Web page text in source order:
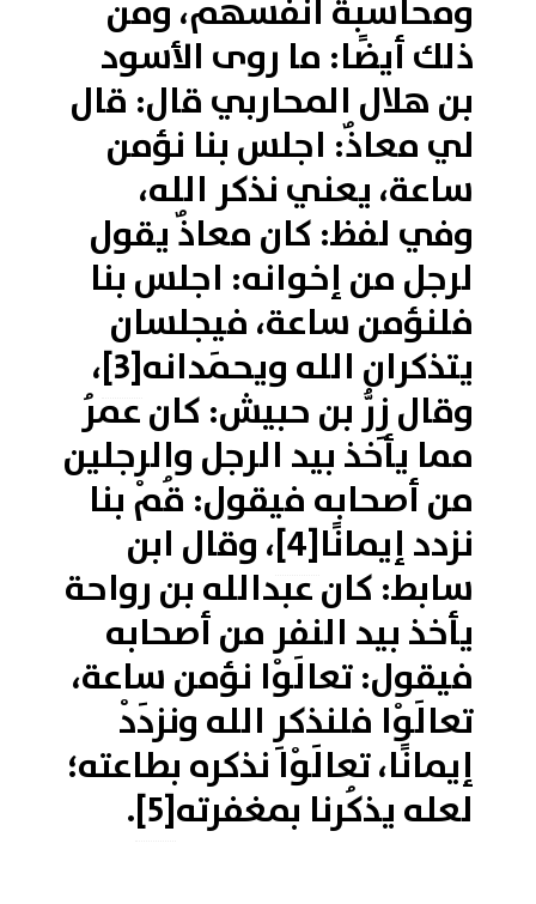
ومحاسبة أنفسهم، ومن
ذلك أيضًا: ما روى الأسود
بن هلال المحاربي قال: قال
لي معاذٌ: اجلس بنا نؤمن
ساعة، يعني نذكر الله،
وفي لفظ: كان معاذٌ يقول
لرجل من إخوانه: اجلس بنا
فلنؤمن ساعة، فيجلسان
يتذكران الله ويحمَدانه[3] ،
وقال زِرُّ بن حبيش: كان عمرُ
مما يأخذ بيد الرجل والرجلين
من أصحابه فيقول: قُمْ بنا
نزدد إيمانًا[4] ، وقال ابن
سابط: كان عبدالله بن رواحة
يأخذ بيد النفر من أصحابه
فيقول: تعالَوْا نؤمن ساعة،
تعالَوْا فلنذكرِ الله ونزدَدْ
إيمانًا، تعالَوْا نذكره بطاعته؛
لعله يذكُرنا بمغفرته[5]
.